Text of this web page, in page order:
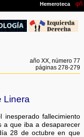
año XX, número 77
páginas 278-279
Linera
inesperado fallecimiento
a que iba a desaparecer
28 de octubre en que